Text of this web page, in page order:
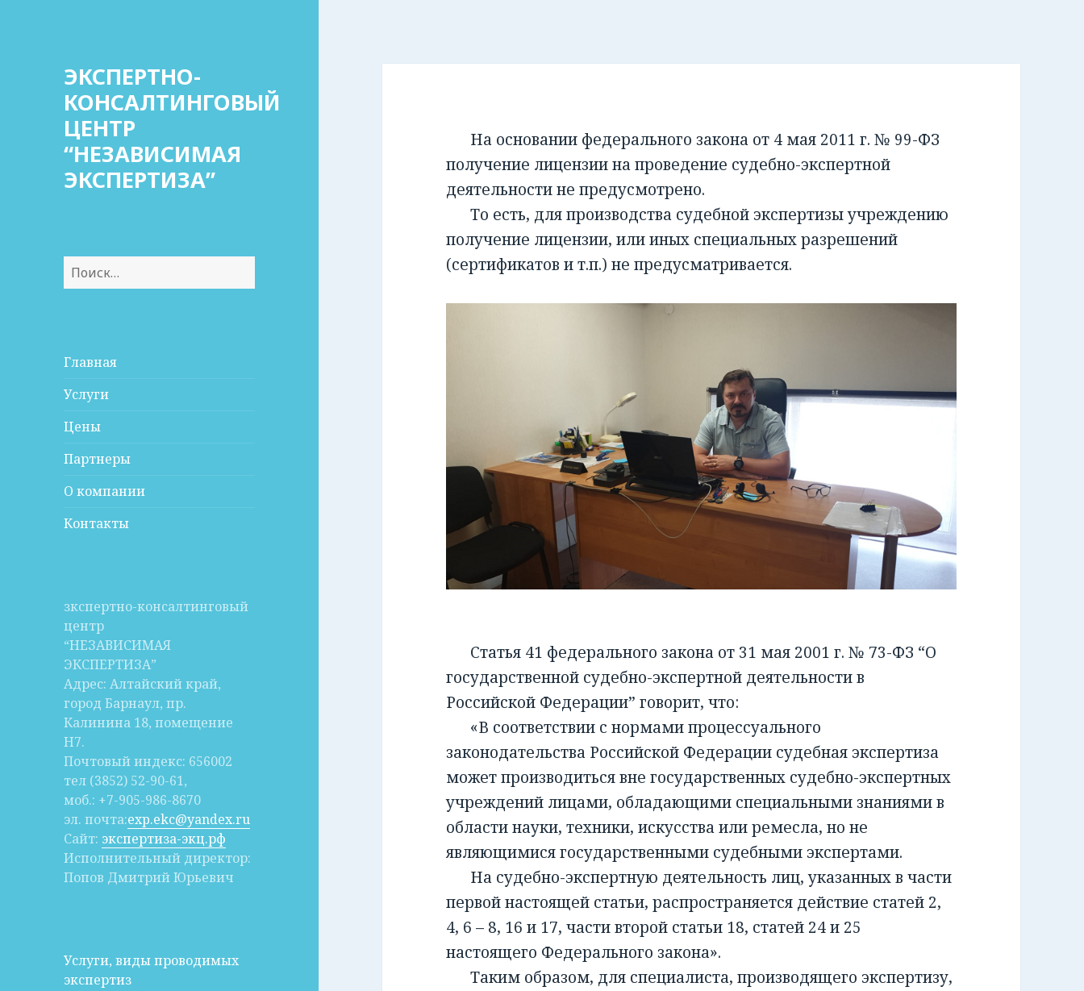
ЭКСПЕРТНО-
КОНСАЛТИНГОВЫЙ
ЦЕНТР
“НЕЗАВИСИМАЯ
ЭКСПЕРТИЗА”
Найти:
Главная
Услуги
Цены
Партнеры
О компании
Контакты
зкспертно-консалтинговый
центр
“НЕЗАВИСИМАЯ
ЭКСПЕРТИЗА”
Адрес: Алтайский край,
город Барнаул, пр.
Калинина 18, помещение
Н7.
Почтовый индекс: 656002
тел (3852) 52-90-61,
моб.: +7-905-986-8670
эл. почта:exp.ekc@yandex.ru
Сайт: экспертиза-экц.рф
Исполнительный директор:
Попов Дмитрий Юрьевич
Услуги, виды проводимых
экспертиз
На основании федерального закона от 4 мая 2011 г. № 99-ФЗ
получение лицензии на проведение судебно-экспертной
деятельности не предусмотрено.
То есть, для производства судебной экспертизы учреждению
получение лицензии, или иных специальных разрешений
(сертификатов и т.п.) не предусматривается.
Статья 41 федерального закона от 31 мая 2001 г. № 73-ФЗ “О
государственной судебно-экспертной деятельности в
Российской Федерации” говорит, что:
«В соответствии с нормами процессуального
законодательства Российской Федерации судебная экспертиза
может производиться вне государственных судебно-экспертных
учреждений лицами, обладающими специальными знаниями в
области науки, техники, искусства или ремесла, но не
являющимися государственными судебными экспертами.
На судебно-экспертную деятельность лиц, указанных в части
первой настоящей статьи, распространяется действие статей 2,
4, 6 – 8, 16 и 17, части второй статьи 18, статей 24 и 25
настоящего Федерального закона».
Таким образом, для специалиста, производящего экспертизу,